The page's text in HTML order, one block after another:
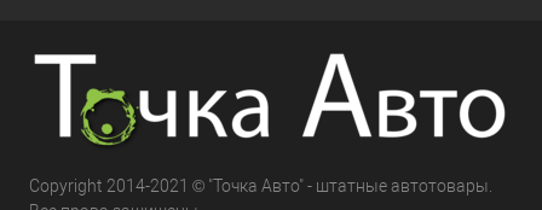
Copyright 2014-2021 © "Точка Авто" - штатные автотовары.